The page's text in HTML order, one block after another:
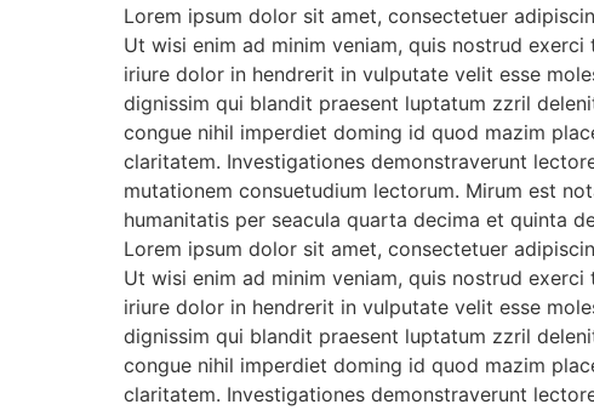
Lorem ipsum dolor sit amet, consectetuer
Ut wisi enim ad minim veniam, quis nostrud
iriure dolor in hendrerit in vulputate velit esse
dignissim qui blandit praesent luptatum zzril
congue nihil imperdiet doming id quod mazim
claritatem. Investigationes demonstraverunt
mutationem consuetudium lectorum. Mirum est
humanitatis per seacula quarta decima et quinta
Lorem ipsum dolor sit amet, consectetuer
Ut wisi enim ad minim veniam, quis nostrud
iriure dolor in hendrerit in vulputate velit esse
dignissim qui blandit praesent luptatum zzril
congue nihil imperdiet doming id quod mazim
claritatem. Investigationes demonstraverunt